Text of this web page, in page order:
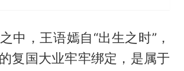
中，王语嫣自“出生之时”，
复国大业牢牢绑定，是属于